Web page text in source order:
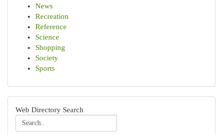
News
Recreation
Reference
Science
Shopping
Society
Sports
Web Directory Search